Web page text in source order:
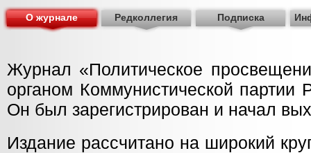
О журнале Редколлегия Подписка
Журнал «Политическое
органом Коммунистической партии
Он был зарегистрирован и начал
Издание рассчитано на широкий